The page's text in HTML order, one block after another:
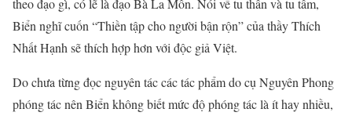
theo đạo gì, có lẽ là đạo Bà La Môn. Nói về tu thân và tu tâm,
Biển nghĩ cuốn “Thiền tập cho người bận rộn” của thầy Thích
Nhất Hạnh sẽ thích hợp hơn với độc giả Việt.
Do chưa từng đọc nguyên tác các tác phẩm do cụ Nguyên Phong
phóng tác nên Biển không biết mức độ phóng tác là ít hay nhiều,